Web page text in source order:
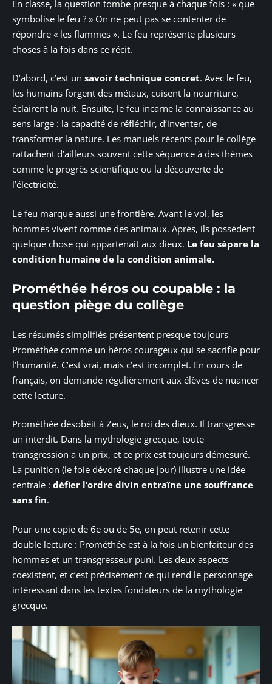
En classe, la question tombe presque à chaque fois : « que
symbolise le feu ? » On ne peut pas se contenter de
répondre « les flammes ». Le feu représente plusieurs
choses à la fois dans ce récit.
D’abord, c’est un savoir technique concret. Avec le feu,
les humains forgent des métaux, cuisent la nourriture,
éclairent la nuit. Ensuite, le feu incarne la connaissance au
sens large : la capacité de réfléchir, d’inventer, de
transformer la nature. Les manuels récents pour le collège
rattachent d’ailleurs souvent cette séquence à des thèmes
comme le progrès scientifique ou la découverte de
l’électricité.
Le feu marque aussi une frontière. Avant le vol, les
hommes vivent comme des animaux. Après, ils possèdent
quelque chose qui appartenait aux dieux. Le feu sépare la
condition humaine de la condition animale.
Prométhée héros ou coupable : la
question piège du collège
Les résumés simplifiés présentent presque toujours
Prométhée comme un héros courageux qui se sacrifie pour
l’humanité. C’est vrai, mais c’est incomplet. En cours de
français, on demande régulièrement aux élèves de nuancer
cette lecture.
Prométhée désobéit à Zeus, le roi des dieux. Il transgresse
un interdit. Dans la mythologie grecque, toute
transgression a un prix, et ce prix est toujours démesuré.
La punition (le foie dévoré chaque jour) illustre une idée
centrale : défier l’ordre divin entraîne une souffrance
sans fin.
Pour une copie de 6e ou de 5e, on peut retenir cette
double lecture : Prométhée est à la fois un bienfaiteur des
hommes et un transgresseur puni. Les deux aspects
coexistent, et c’est précisément ce qui rend le personnage
intéressant dans les textes fondateurs de la mythologie
grecque.